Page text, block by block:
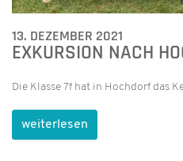
13. DEZEMBER 2021
EXKURSION NACH
Die Klasse 7f hat in Hochdorf das
weiterlesen